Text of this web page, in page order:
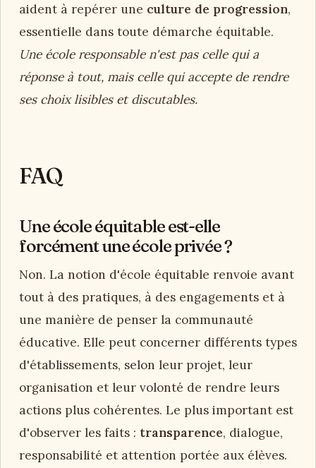
aident à repérer une culture de progression,
essentielle dans toute démarche équitable.
Une école responsable n'est pas celle qui a
réponse à tout, mais celle qui accepte de rendre
ses choix lisibles et discutables.
FAQ
Une école équitable est-elle
forcément une école privée ?
Non. La notion d'école équitable renvoie avant
tout à des pratiques, à des engagements et à
une manière de penser la communauté
éducative. Elle peut concerner différents types
d'établissements, selon leur projet, leur
organisation et leur volonté de rendre leurs
actions plus cohérentes. Le plus important est
d'observer les faits : transparence, dialogue,
responsabilité et attention portée aux élèves.